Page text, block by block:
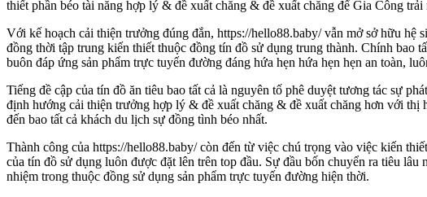
thiết phần béo tài năng hợp lý & đề xuất chăng & đề xuất chăng để Gia Công
Với kế hoạch cải thiện trưởng đúng đắn, https://hello88.baby/ vẫn mở sở hữu hệ
đồng thời tập trung kiến thiết thuộc đồng tín đồ sử dụng trung thành. Chính bao
buôn đáp ứng sản phẩm trực tuyến đường đáng hứa hẹn hứa hẹn hẹn an toàn,
Tiếng đề cập của tín đồ ăn tiêu bao tất cả là nguyên tố phê duyệt tương tác sự
định hướng cải thiện trưởng hợp lý & đề xuất chăng & đề xuất chăng hơn với
đến bao tất cả khách du lịch sự đồng tình béo nhất.
Thành công của https://hello88.baby/ còn đến từ việc chú trọng vào việc kiến
của tín đồ sử dụng luôn được đặt lên trên top đầu. Sự đầu bốn chuyển ra tiêu
nhiệm trong thuộc đồng sử dụng sản phẩm trực tuyến đường hiện thời.